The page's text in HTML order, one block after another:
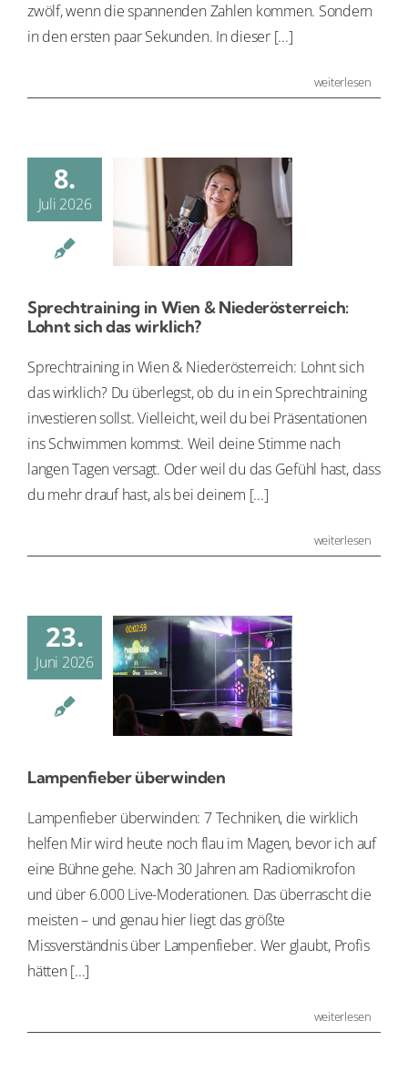
zwölf, wenn die spannenden Zahlen kommen. Sondern
in den ersten paar Sekunden. In dieser [...]
weiterlesen
8.
Juli 2026
Sprechtraining in Wien & Niederösterreich:
Lohnt sich das wirklich?
Sprechtraining in Wien & Niederösterreich: Lohnt sich
das wirklich? Du überlegst, ob du in ein Sprechtraining
investieren sollst. Vielleicht, weil du bei Präsentationen
ins Schwimmen kommst. Weil deine Stimme nach
langen Tagen versagt. Oder weil du das Gefühl hast, dass
du mehr drauf hast, als bei deinem [...]
weiterlesen
23.
Juni 2026
Lampenfieber überwinden
Lampenfieber überwinden: 7 Techniken, die wirklich
helfen Mir wird heute noch flau im Magen, bevor ich auf
eine Bühne gehe. Nach 30 Jahren am Radiomikrofon
und über 6.000 Live-Moderationen. Das überrascht die
meisten – und genau hier liegt das größte
Missverständnis über Lampenfieber. Wer glaubt, Profis
hätten [...]
weiterlesen